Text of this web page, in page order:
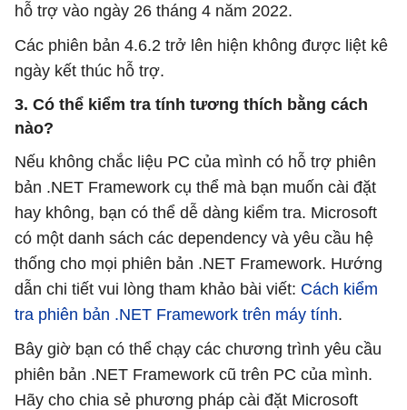
hỗ trợ vào ngày 26 tháng 4 năm 2022.
Các phiên bản 4.6.2 trở lên hiện không được liệt kê
ngày kết thúc hỗ trợ.
3. Có thể kiểm tra tính tương thích bằng cách
nào?
Nếu không chắc liệu PC của mình có hỗ trợ phiên
bản .NET Framework cụ thể mà bạn muốn cài đặt
hay không, bạn có thể dễ dàng kiểm tra. Microsoft
có một danh sách các dependency và yêu cầu hệ
thống cho mọi phiên bản .NET Framework. Hướng
dẫn chi tiết vui lòng tham khảo bài viết: Cách kiểm
tra phiên bản .NET Framework trên máy tính.
Bây giờ bạn có thể chạy các chương trình yêu cầu
phiên bản .NET Framework cũ trên PC của mình.
Hãy cho chia sẻ phương pháp cài đặt Microsoft